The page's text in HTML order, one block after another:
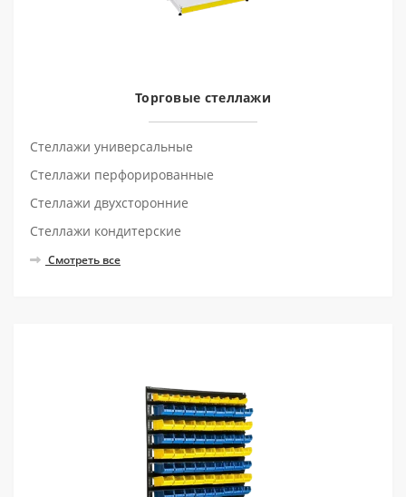
Торговые стеллажи
Стеллажи универсальные
Стеллажи перфорированные
Стеллажи двухсторонние
Стеллажи кондитерские
Смотреть все